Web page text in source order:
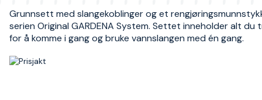
Grunnsett med slangekoblinger og et
serien Original GARDENA System. Settet inneholder alt du
for å komme i gang og bruke vannslangen med én gang.